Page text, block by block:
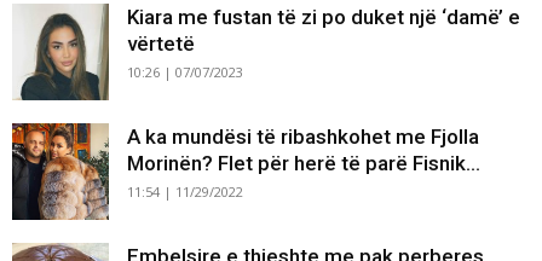
Kiara me fustan të zi po duket një ‘damë’ e
vërtetë
10:26 | 07/07/2023
A ka mundësi të ribashkohet me Fjolla
Morinën? Flet për herë të parë Fisnik...
11:54 | 11/29/2022